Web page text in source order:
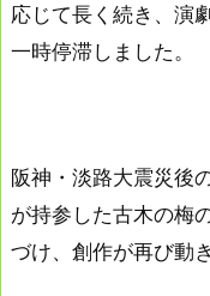
応じて長く続き、演
一時停滞しました。
阪神・淡路大震災後
が持参した古木の梅
づけ、創作が再び動